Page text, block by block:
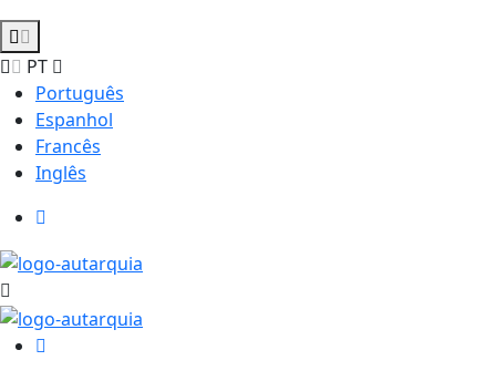
PT
Português
Espanhol
Francês
Inglês